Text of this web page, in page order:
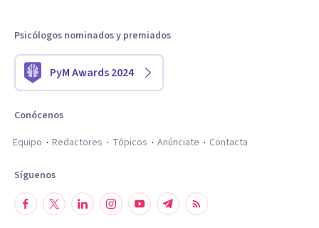
Psicólogos nominados y premiados
PyM Awards 2024
Conócenos
Equipo
Redactores Tópicos Anúnciate Contacta
Síguenos